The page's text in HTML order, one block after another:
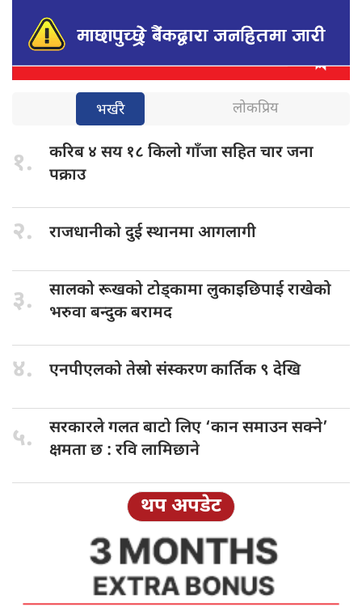
भर्खरै लोकप्रिय
१. करिब ४ सय १८ किलो गाँजा सहित चार जना
पक्राउ
२. राजधानीको दुईस्थानमा आगलागी
३. सालको रूखकोटोड्कामा लुकाइछिपाई राखेको
भरुवा बन्दुक बरामद
४. एनपीएलको तेस्रोसंस्करण कार्तिक ९ देखि
५. सरकारले गलतबाटो लिए ‘कान समाउन सक्ने’
क्षमता छ : रवि लामिछाने
थप अपडेट